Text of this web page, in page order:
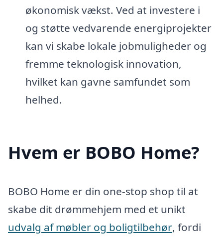
økonomisk vækst. Ved at investere i
og støtte vedvarende energiprojekter
kan vi skabe lokale jobmuligheder og
fremme teknologisk innovation,
hvilket kan gavne samfundet som
helhed.
Hvem er BOBO Home?
BOBO Home er din one-stop shop til at
skabe dit drømmehjem med et unikt
udvalg af møbler og boligtilbehør, fordi